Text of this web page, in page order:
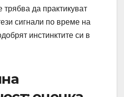
трябва да практикуват
сигнали по време на
инстинктите си в